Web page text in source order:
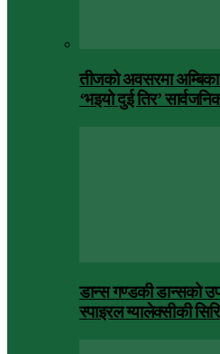
तीजको अवसरमा
‘भइयो दुई तिर’
डान्स गण्डकी डान्सको
स्पाइरल ग्यालेक्सीकी